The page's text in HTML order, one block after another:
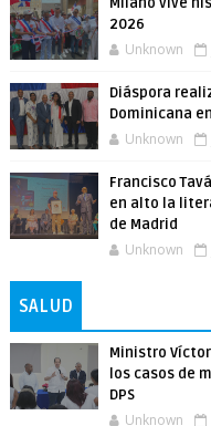
2026
Unknown
Diáspora
Dominicana
Unknown
Francisco
en alto la
de Madrid
Unknown
SALUD
Ministro
los casos de
DPS
Unknown